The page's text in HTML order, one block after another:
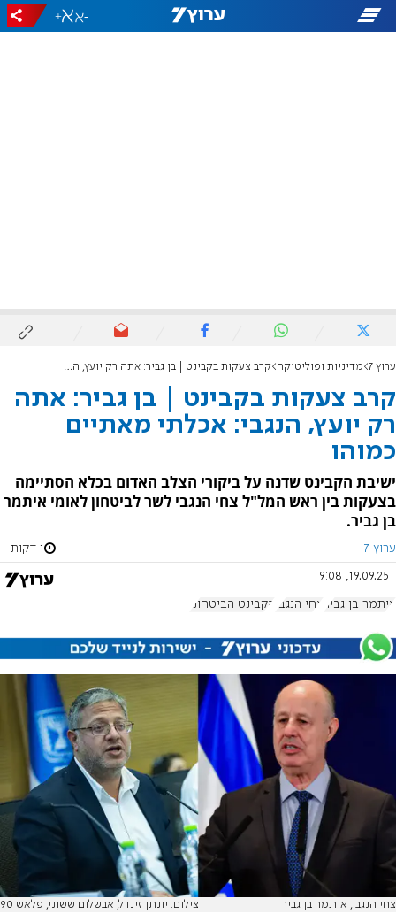
-
+
ערוץ 7 מדיניות ופוליטיקה קרב צעקות בקבינט | בן גביר: אתה רק יועץ, הנגבי: אכלתי מאתיים כמוהו
קרב צעקות בקבינט | בן גביר: אתה
רק יועץ, הנגבי: אכלתי מאתיים
כמוהו
ישיבת הקבינט שדנה על ביקורי הצלב האדום בכלא הסתיימה
בצעקות בין ראש המל"ל צחי הנגבי לשר לביטחון לאומי איתמר
בן גביר.
ערוץ 7 1 דקות
19.09.25, 9:08
איתמר בן גביר צחי הנגבי הקבינט הביטחוני
צחי הנגבי, איתמר בן גביר צילום: יונתן זינדל, אבשלום ששוני, פלאש 90